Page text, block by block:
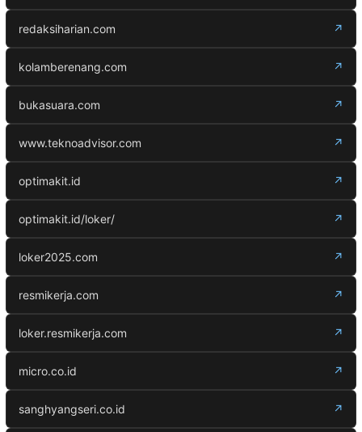
redaksiharian.com ↗
kolamberenang.com ↗
bukasuara.com ↗
www.teknoadvisor.com ↗
optimakit.id ↗
optimakit.id/loker/ ↗
loker2025.com ↗
resmikerja.com ↗
loker.resmikerja.com ↗
micro.co.id ↗
sanghyangseri.co.id ↗